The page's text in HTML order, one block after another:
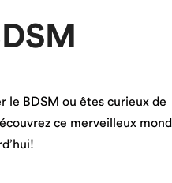
le BDSM ou êtes curieux de
ce merveilleux